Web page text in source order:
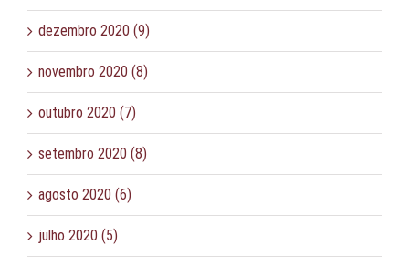
dezembro 2020 (9)
novembro 2020 (8)
outubro 2020 (7)
setembro 2020 (8)
agosto 2020 (6)
julho 2020 (5)